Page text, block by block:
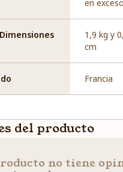
en exceso
1,9 kg y
cm
Francia
del producto
no tiene